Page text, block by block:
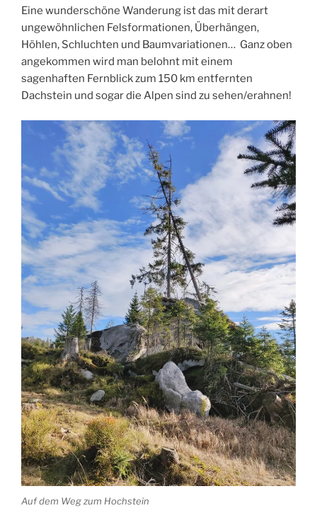
Eine wunderschöne Wanderung ist das mit derart
ungewöhnlichen Felsformationen, Überhängen,
Höhlen, Schluchten und Baumvariationen… Ganz oben
angekommen wird man belohnt mit einem
sagenhaften Fernblick zum 150 km entfernten
Dachstein und sogar die Alpen sind zu sehen/erahnen!
Auf dem Weg zum Hochstein